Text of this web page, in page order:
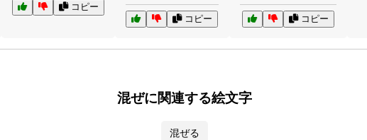
コピー
コピー コピー
混ぜに関連する絵文字
混ぜる